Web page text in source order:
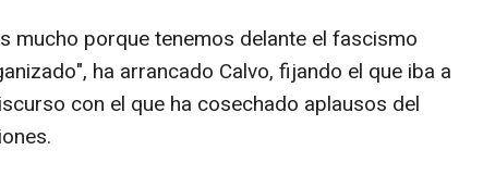
mucho porque tenemos delante el fascismo
ha arrancado Calvo, fijando el que iba a
con el que ha cosechado aplausos del